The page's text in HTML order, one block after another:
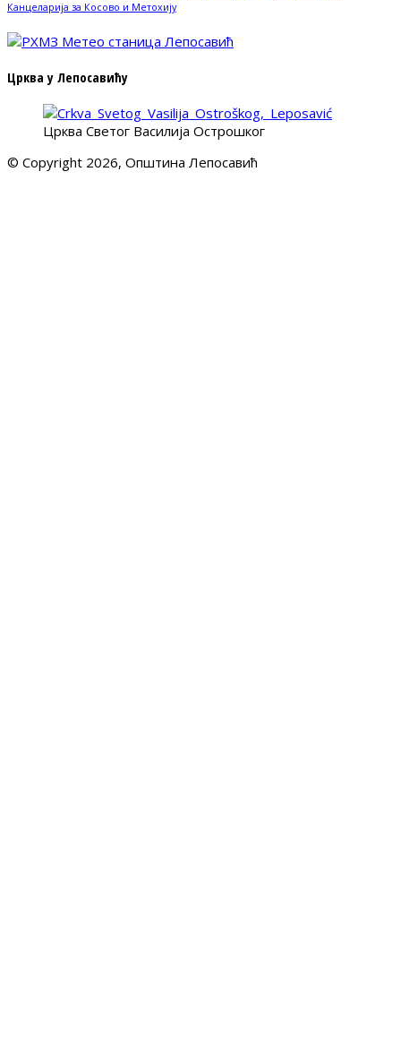
Канцеларија за Косово и Метохију
Црква у Лепосавићу
Црква Светог Василија Острошког
© Copyright 2026, Општина Лепосавић